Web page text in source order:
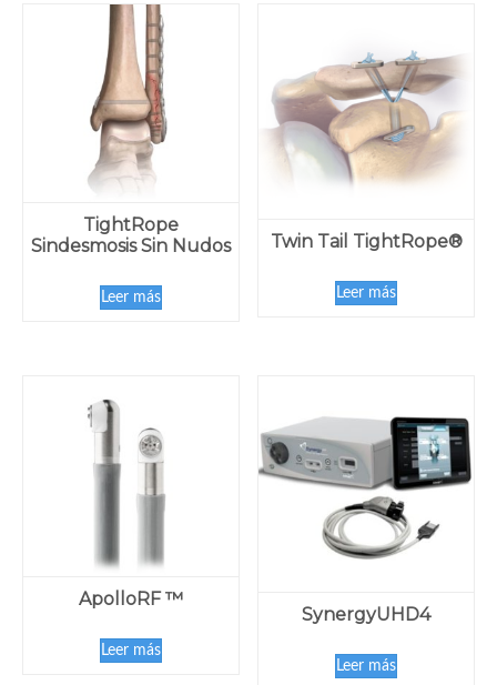
TightRope
Sindesmosis Sin Nudos
Leer más
Twin Tail TightRope®
Leer más
ApolloRF ™
Leer más
SynergyUHD4
Leer más